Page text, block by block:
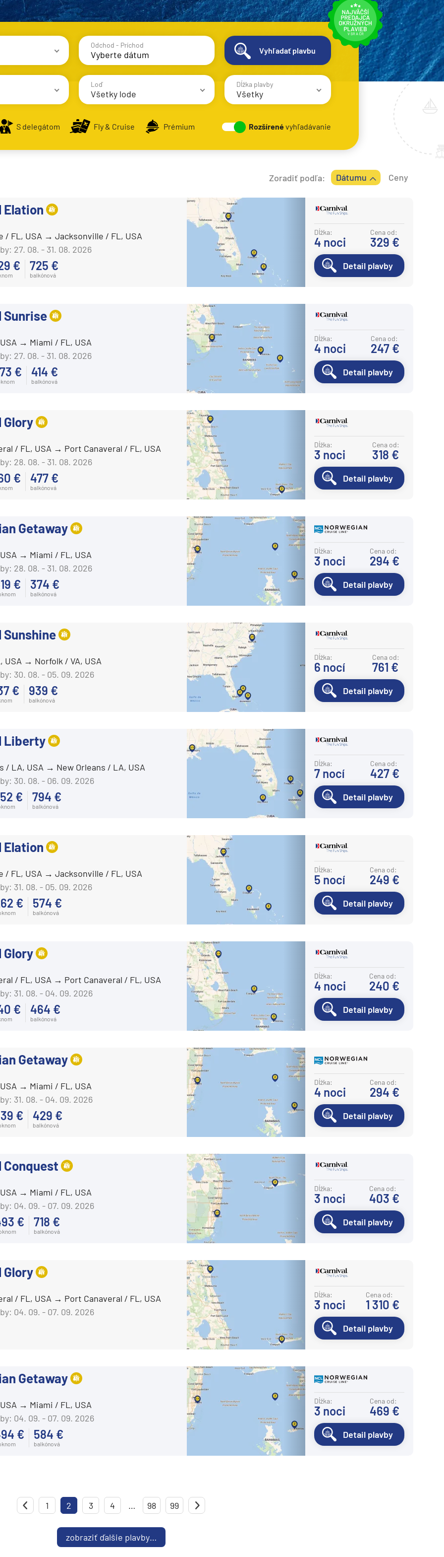
Odchod - Príchod
Vyhľadať plavbu
Loď
Všetky lode
Azamara Quest®
Carnival Celebration
Carnival Miracle
Carnival Splendor
Celebrity Constellation
Celebrity Millennium
Celebrity Reflection®
Celebrity Silhouette®
Celestyal Discovery
Celestyal Journey
Crystal Cruises
Crystal Serenity
Crystal Symphony
Cunard Line
Dĺžka plavby
Všetky
4 - 6 nocí
13 - 16 nocí
> 17 nocí
S delegátom Fly & Cruise Prémium Rozšírenévyhľadávanie
Zoradiť podľa: Dátumu Ceny
Elation
/ FL, USA
Jacksonville / FL, USA
27. 08. - 31. 08. 2026
€ 725 €
balkónová
Dĺžka:
4 noci
Cena od:
329 €
Detail plavby
Sunrise
Miami / FL, USA
27. 08. - 31. 08. 2026
€ 414 €
balkónová
Dĺžka:
4 noci
Cena od:
247 €
Detail plavby
Glory
/ FL, USA
Port Canaveral / FL, USA
28. 08. - 31. 08. 2026
€ 477 €
balkónová
Dĺžka:
3 noci
Cena od:
318 €
Detail plavby
Getaway
Miami / FL, USA
28. 08. - 31. 08. 2026
€ 374 €
balkónová
Dĺžka:
3 noci
Cena od:
294 €
Detail plavby
Sunshine
USA
Norfolk / VA, USA
30. 08. - 05. 09. 2026
€ 939 €
balkónová
Dĺžka:
6 nocí
Cena od:
761 €
Detail plavby
Liberty
/ LA, USA
New Orleans / LA, USA
30. 08. - 06. 09. 2026
€ 794 €
balkónová
Dĺžka:
7 nocí
Cena od:
427 €
Detail plavby
Elation
/ FL, USA
Jacksonville / FL, USA
31. 08. - 05. 09. 2026
€ 574 €
balkónová
Dĺžka:
5 nocí
Cena od:
249 €
Detail plavby
Glory
/ FL, USA
Port Canaveral / FL, USA
31. 08. - 04. 09. 2026
€ 464 €
balkónová
Dĺžka:
4 noci
Cena od:
240 €
Detail plavby
Getaway
Miami / FL, USA
31. 08. - 04. 09. 2026
€ 429 €
balkónová
Dĺžka:
4 noci
Cena od:
294 €
Detail plavby
Conquest
Miami / FL, USA
04. 09. - 07. 09. 2026
€ 718 €
balkónová
Dĺžka:
3 noci
Cena od:
403 €
Detail plavby
Glory
/ FL, USA
Port Canaveral / FL, USA
04. 09. - 07. 09. 2026
Dĺžka:
3 noci
Cena od:
1 310 €
Detail plavby
Getaway
Miami / FL, USA
04. 09. - 07. 09. 2026
€ 584 €
balkónová
Dĺžka:
3 noci
Cena od:
469 €
Detail plavby
Predchádzajúca strana
1 2 3 4 … 98 99
zobraziť ďalšie plavby…